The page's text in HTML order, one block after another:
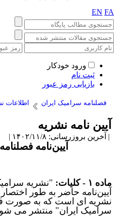
EN
ورود خودکار
ثبت نام
بازیابی رمز عبور
فصلنامه سرامیک ایران اطلاعات
نامه نشریه
بروزرسانی: ۱۴۰۲/۱۱/۸ |
آییننامه فصلنامه
۱ - کلیات: " نشریه
نامه حاضر به طور اختصار
ای است که به صورت
ایران" منتشر می­